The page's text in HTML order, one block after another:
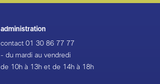
administration
contact01 30 86 77 77
- du mardi au vendredi
de 10h à 13h et de 14h à 18h